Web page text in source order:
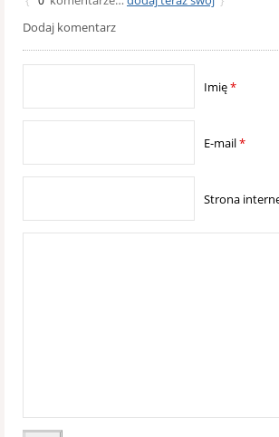
Dodaj komentarz
Imię*
E-mail*
Strona